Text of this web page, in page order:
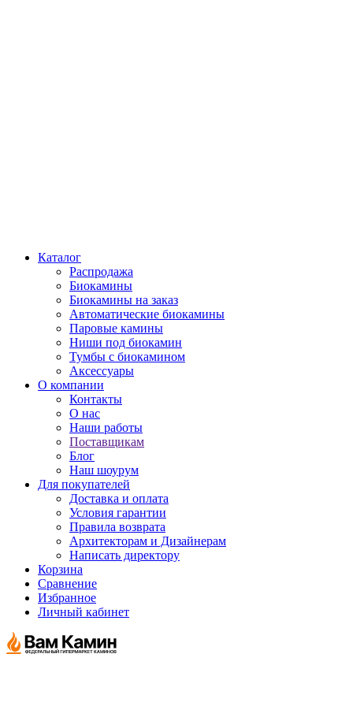
Каталог
Распродажа
Биокамины
Биокамины на заказ
Автоматические биокамины
Паровые камины
Ниши под биокамин
Тумбы с биокамином
Аксессуары
О компании
Контакты
О нас
Наши работы
Поставщикам
Блог
Наш шоурум
Для покупателей
Доставка и оплата
Условия гарантии
Правила возврата
Архитекторам и Дизайнерам
Написать директору
Корзина
Сравнение
Избранное
Личный кабинет